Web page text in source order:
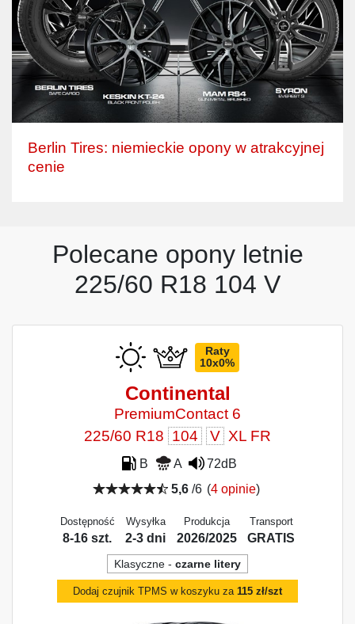
Berlin Tires: niemieckie opony w atrakcyjnej
cenie
Polecane opony letnie
225/60 R18 104 V
Raty
10x0%
Continental
PremiumContact 6
225/60 R18 104 V XL FR
B A
72dB
5,6/6 (4 opinie)
Dostępność
8-16 szt.
Wysyłka
2-3 dni
Produkcja
2026/2025
Transport
GRATIS
Klasyczne - czarne litery
Dodaj czujnik TPMS w koszyku za 115 zł/szt